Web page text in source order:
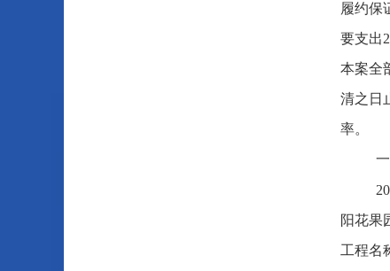
履约保
要支出
本案全
清之日
率。
阳花果
工程名